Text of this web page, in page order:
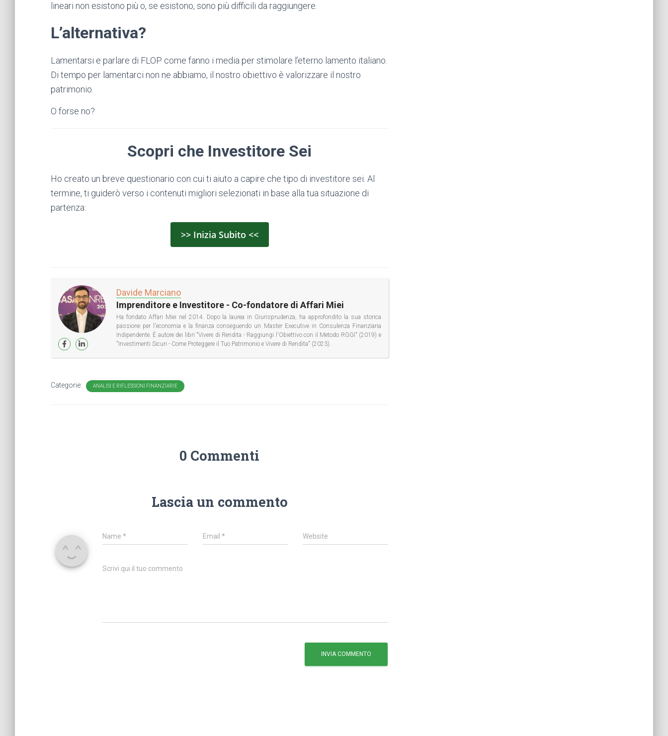
lineari non esistono più o, se esistono, sono più difficili da raggiungere.
L’alternativa?
Lamentarsi e parlare di FLOP come fanno i media per stimolare l’eterno lamento italiano.
Di tempo per lamentarci non ne abbiamo, il nostro obiettivo è valorizzare il nostro
patrimonio.
O forse no?
Scopri che Investitore Sei
Ho creato un breve questionario con cui ti aiuto a capire che tipo di investitore sei. Al
termine, ti guiderò verso i contenuti migliori selezionati in base alla tua situazione di
partenza:
>> Inizia Subito <<
Davide Marciano
Imprenditore e Investitore - Co-fondatore di Affari Miei
Ha fondato Affari Miei nel 2014. Dopo la laurea in Giurisprudenza, ha approfondito la sua storica
passione per l'economia e la finanza conseguendo un Master Executive in Consulenza Finanziaria
Indipendente. É autore dei libri "Vivere di Rendita - Raggiungi l'Obiettivo con il Metodo RGGI" (2019) e
"Investimenti Sicuri - Come Proteggere il Tuo Patrimonio e Vivere di Rendita" (2023).
Categorie: ANALISI E RIFLESSIONI FINANZIARIE
0 Commenti
Lascia un commento
Name * Email * Website
Scrivi qui il tuo commento